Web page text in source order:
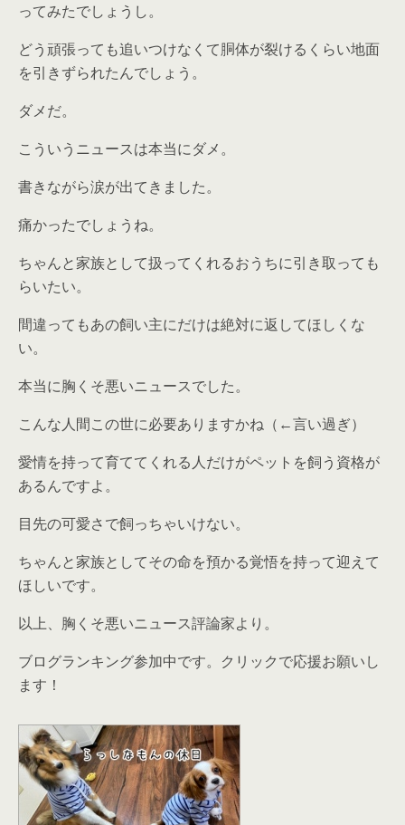
ってみたでしょうし。
どう頑張っても追いつけなくて胴体が裂けるくらい地面
を引きずられたんでしょう。
ダメだ。
こういうニュースは本当にダメ。
書きながら涙が出てきました。
痛かったでしょうね。
ちゃんと家族として扱ってくれるおうちに引き取っても
らいたい。
間違ってもあの飼い主にだけは絶対に返してほしくな
い。
本当に胸くそ悪いニュースでした。
こんな人間この世に必要ありますかね（←言い過ぎ）
愛情を持って育ててくれる人だけがペットを飼う資格が
あるんですよ。
目先の可愛さで飼っちゃいけない。
ちゃんと家族としてその命を預かる覚悟を持って迎えて
ほしいです。
以上、胸くそ悪いニュース評論家より。
ブログランキング参加中です。クリックで応援お願いし
ます！